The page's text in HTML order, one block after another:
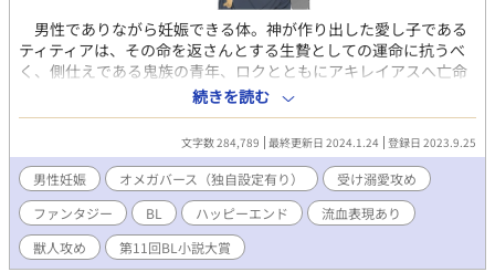
男性でありながら妊娠できる体。神が作り出した愛し子である
ティティアは、その命を返さんとする生贄としての運命に抗うべ
く、側仕えである鬼族の青年、ロクとともにアキレイアスへ亡命
した。 そこは、神話でしか存在しないといわれた獣人達の国。
「どうせ生贄になるなら、生きている神様の生贄になりたい。」
はじめて己の意思で切り開いた亡命は、獣人の王カエレスの番
いという形で居場所を得る。 この国では何をしても構わない。
獣頭の神、アテルニクスと同じ姿をもつカエレスは、穏やかな声
色でティティアに一つの約束をさせた。 それは、必ずカエレス
の子を産むこと。 神話でしか存在しないと言われていた獣人の
国で、王の番いとして生きることを許された。 環境の違いに戸
惑い疲弊しながらも、ティティアの心を気にかける。穏やかな優
続きを読む
文字数 284,789 最終更新日 2024.1.24 登録日 2023.9.25
男性妊娠 オメガバース（独自設定有り）
受け溺愛攻め
ファンタジー
BL ハッピーエンド
流血表現あり
獣人攻め
第11回BL小説大賞